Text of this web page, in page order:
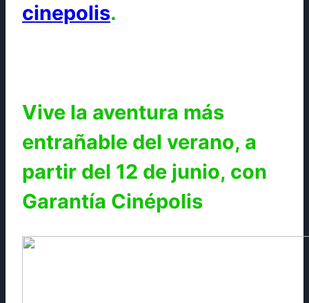
cinepolis.
Vive la aventura más
entrañable del verano, a
partir del 12 de junio, con
Garantía Cinépolis